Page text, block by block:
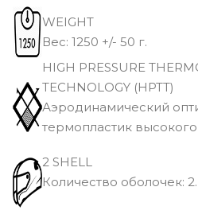
WEIGHT
Вec: 1250 +/- 50 г.
HIGH PRESSURE
TECHNOLOGY (HPTT)
Аэродинамический
термопластик
2 SHELL
Количество оболочек: 2.